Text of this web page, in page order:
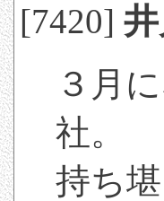
[7420]
３月
社。
持ち